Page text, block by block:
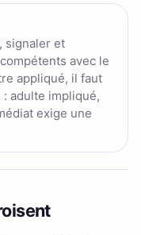
signaler et
avec le
appliqué, il faut
adulte impliqué,
exige une